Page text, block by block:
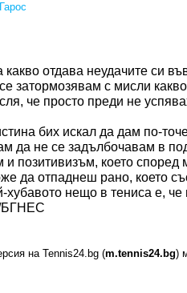
какво отдава неудачите си
затормозявам с мисли
че просто преди не
бих искал да дам по-
да не се задълбочавам в
и позитивизъм, което
да отпаднеш рано, което
хубавото нещо в тениса е,
/БГНЕС
на Tennis24.bg (m.tennis24.bg)